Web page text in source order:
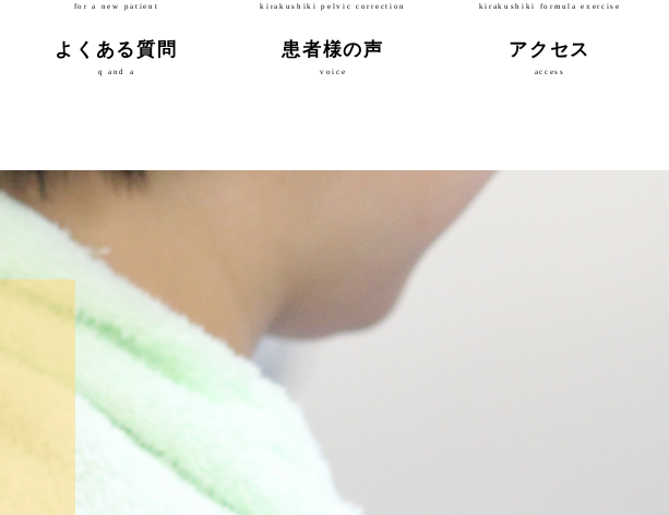
for a new patient kirakushiki pelvic correction kirakushiki formula exercise
よくある質問
q and a
患者様の声
voice
アクセス
access